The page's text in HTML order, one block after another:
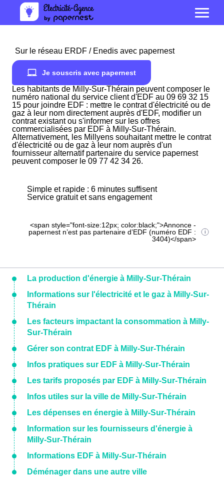
Sur le réseau ERDF / Enedis avec papernest
Je souscris avec papernest
Les habitants de Milly-Sur-Thérain peuvent composer le
numéro national du service client d'EDF au 09 69 32 15
15 pour joindre EDF : mettre le contrat d'électricité ou de
gaz à leur nom directement auprès d'EDF, modifier un
contrat existant ou s'informer sur les offres
commercialisées par EDF à Milly-Sur-Thérain.
Alternativement, les Millyens souhaitant mettre le contrat
d'électricité ou de gaz à leur nom auprès d'un
fournisseur alternatif partenaire du service papernest
peuvent composer le 09 77 42 34 26.
Simple et rapide : 6 minutes suffisent
Service gratuit et sans engagement
<span style="font-size:12px; color:black;">Annonce -
papernest n’est pas partenaire d’EDF (numéro EDF :
3404)</span>
La production d'énergie à Milly-Sur-Thérain
Informations sur l'électricité et le gaz à Milly-Sur-
Thérain
Les facteurs impactant la consommation à Milly-
Sur-Thérain
Gérer son contrat EDF à Milly-Sur-Thérain
Infos pratiques sur EDF à Milly-Sur-Thérain
Les tarifs proposés par EDF à Milly-Sur-Thérain
Infos utiles sur la ville de Milly-Sur-Thérain
Les dépenses en énergie à Milly-Sur-Thérain
Information sur les fournisseurs d'énergie à
Milly-Sur-Thérain
Informations EDF à Milly-Sur-Thérain
Déménager dans une autre ville